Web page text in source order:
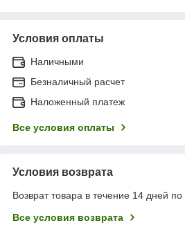
Условия оплаты
Наличными
Безналичный расчет
Наложенный платеж
Все условия оплаты
Условия возврата
Возврат товара в течение 14 дней по
Все условия возврата